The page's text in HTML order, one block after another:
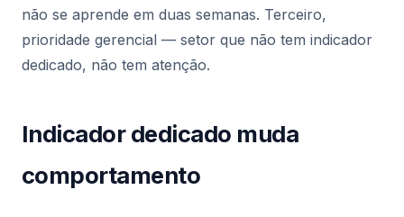
não se aprende em duas semanas. Terceiro,
prioridade gerencial — setor que não tem indicador
dedicado, não tem atenção.
Indicador dedicado muda
comportamento